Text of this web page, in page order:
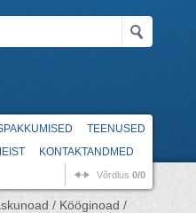
TEENUSED
KONTAKTANDMED
Võrdlus 0/0
/ Kööginoad /